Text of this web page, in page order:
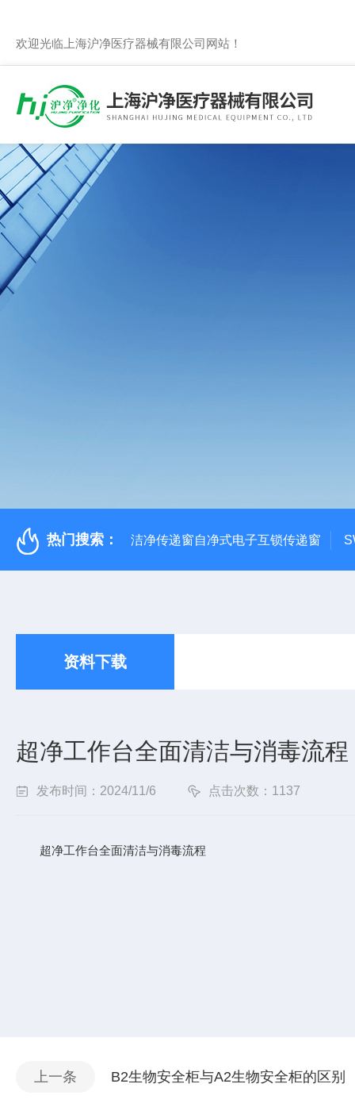
欢迎光临上海沪净医疗器械有限公司网站！
热门搜索： 洁净传递窗自净式电子互锁传递窗
资料下载
超净工作台全面清洁与消毒流程
发布时间：2024/11/6 点击次数：1137
超净工作台全面清洁与消毒流程
上一条 B2生物安全柜与A2生物安全柜的区别